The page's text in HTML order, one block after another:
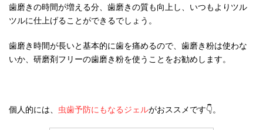
歯磨きの時間が増える分、歯磨きの質も向上し、いつもよりツル
ツルに仕上げることができるでしょう。
歯磨き時間が長いと基本的に歯を痛めるので、歯磨き粉は使わな
いか、研磨剤フリーの歯磨き粉を使うことをお勧めします。
個人的には、 虫歯予防にもなるジェルがおススメです👇。